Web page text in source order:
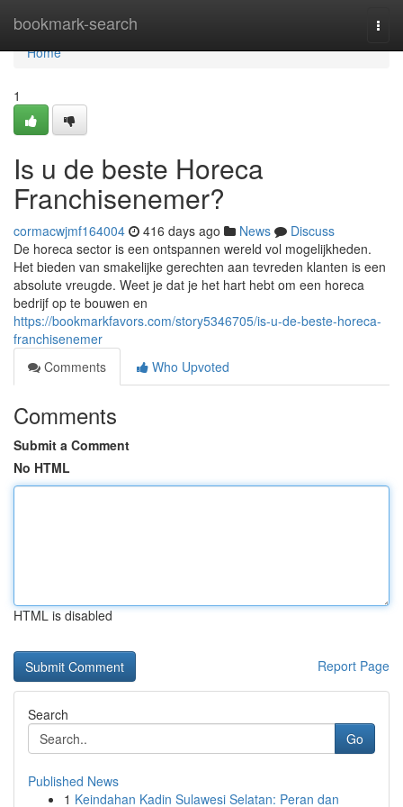
bookmark-search
Home
Home
1
Is u de beste Horeca
Franchisenemer?
cormacwjmf164004 416 days ago News
Discuss
De horeca sector is een ontspannen wereld vol mogelijkheden.
Het bieden van smakelijke gerechten aan tevreden klanten is een
absolute vreugde. Weet je dat je het hart hebt om een horeca
bedrijf op te bouwen en
https://bookmarkfavors.com/story5346705/is-u-de-beste-horeca-
franchisenemer
Comments
Who Upvoted
Comments
Submit a Comment
No HTML
HTML is disabled
Report Page
Search
Go
Published News
1 Keindahan Kadin Sulawesi Selatan: Peran dan